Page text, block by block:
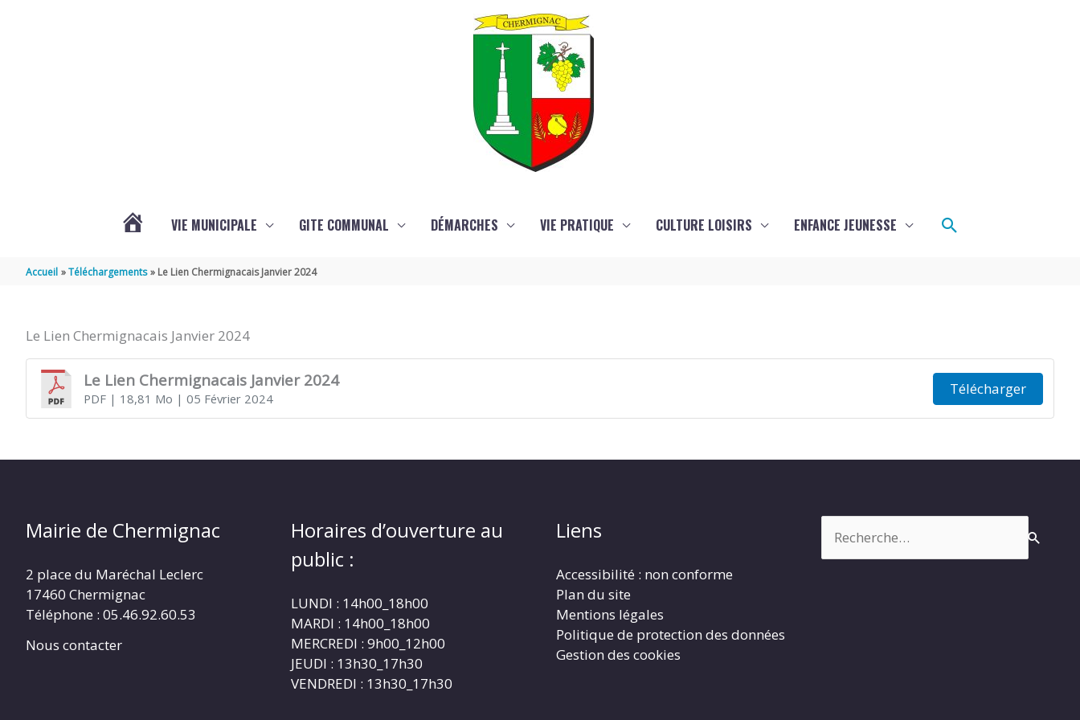
CHERMIGNAC
(17460)
VIE MUNICIPALE GITE COMMUNAL DÉMARCHES VIE PRATIQUE CULTURE LOISIRS ENFANCE JEUNESSE Rechercher
Accueil Téléchargements Le Lien Chermignacais Janvier 2024
Le Lien Chermignacais Janvier 2024
Le Lien Chermignacais Janvier 2024
PDF| 18,81 Mo | 05 Février 2024
Télécharger
Mairie de Chermignac
2 place du Maréchal Leclerc
17460 Chermignac
Téléphone : 05.46.92.60.53
Nous contacter
Horaires d’ouverture au
public :
LUNDI : 14h00_18h00
MARDI : 14h00_18h00
MERCREDI : 9h00_12h00
JEUDI : 13h30_17h30
VENDREDI : 13h30_17h30
Liens
Accessibilité : non conforme
Plan du site
Mentions légales
Politique de protection des données
Gestion des cookies